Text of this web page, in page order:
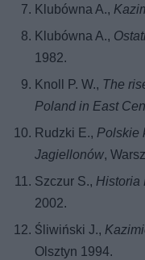
Klubówna A.,
Klubówna A.,
1982.
Knoll P. W., The
Poland in East
Rudzki E., Polskie
Jagiellonów,
Szczur S., Historia
2002.
Śliwiński J.,
Olsztyn 1994.